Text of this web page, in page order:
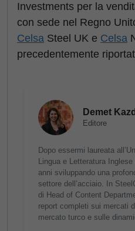
Investments per la
con sede nel Regno
Celsa Steel UK e Celsa
precedentemente
Demet
Editore
Dopo essermi laureata
Lingua e Letteratura
anni sviluppando una
settore dell’acciaio. In
di Head of Content
report completi sui mercati
mercato turco e sulle